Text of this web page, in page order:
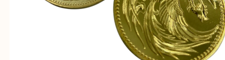
※品数が多い時・外出できない時・重い時、まとめ
しい時などにご利用下さいませ。